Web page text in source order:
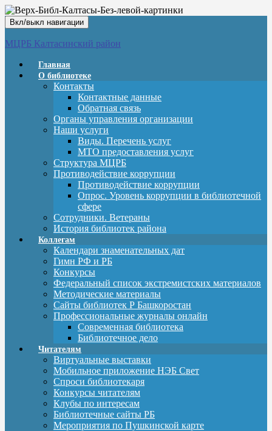
Вкл/выкл навигации
МЦРБ Калтасинский район
Главная
О библиотеке
Контакты
Контактные данные
Обратная связь
Органы управления организации
Наши услуги
Виды. Перечень услуг
МТО предоставления услуг
Структура МЦРБ
Противодействие коррупции
Противодействие коррупции
Опрос. Уровень коррупции в библиотечной
сфере
Сотрудники. Ветераны
История библиотек района
Коллегам
Календари знаменательных дат
Гимн РФ и РБ
Конкурсы
Федеральный список экстремистских материалов
Методические материалы
Сайты библиотек Р Башкоростан
Профессиональные журналы онлайн
Современная библиотека
Библиотечное дело
Читателям
Виртуальные выставки
Мобильное приложение НЭБ Свет
Спроси библиотекаря
Конкурсы читателям
Клубы по интересам
Библиотечные сайты РБ
Мероприятия по Пушкинской карте